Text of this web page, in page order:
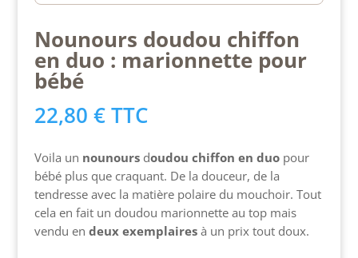
Nounours doudou chiffon
en duo : marionnette pour
bébé
22,80 € TTC
Voila un nounoursdoudou chiffon en duopour
bébé plus que craquant. De la douceur, de la
tendresse avec la matière polaire du mouchoir. Tout
cela en fait un doudou marionnette au top mais
vendu en deux exemplaires à un prix tout doux.